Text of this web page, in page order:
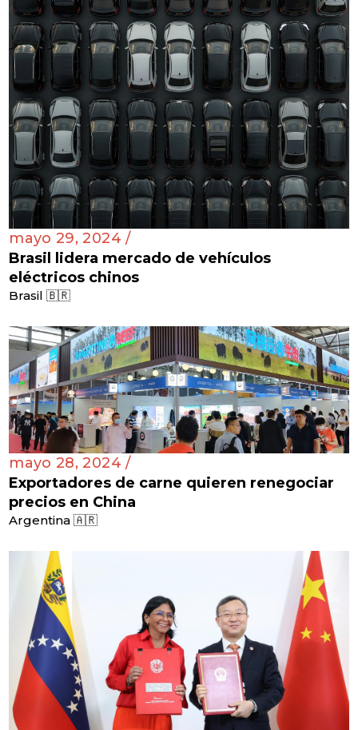
mayo 29, 2024 /
Brasil lidera mercado de vehículos
eléctricos chinos
Brasil 🇧🇷
mayo 28, 2024 /
Exportadores de carne quieren renegociar
precios en China
Argentina 🇦🇷